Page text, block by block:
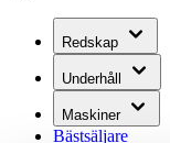
Redskap
Underhåll
Maskiner
Bästsäljare